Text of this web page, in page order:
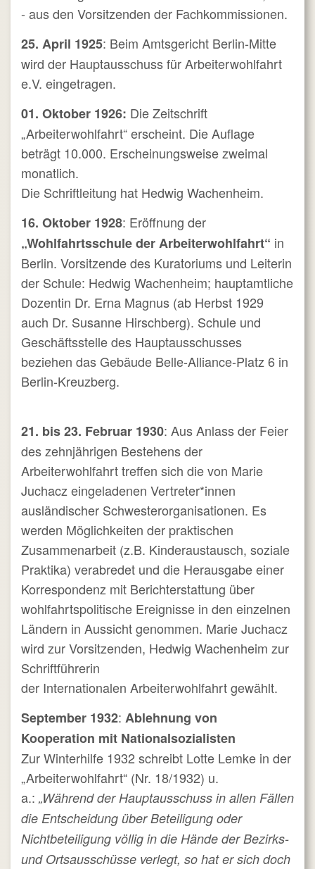
- aus den Vorsitzenden der Fachkommissionen.
25. April 1925: Beim Amtsgericht Berlin-Mitte
wird der Hauptausschuss für Arbeiterwohlfahrt
e.V. eingetragen.
01. Oktober 1926: Die Zeitschrift
„Arbeiterwohlfahrt“ erscheint. Die Auflage
beträgt 10.000. Erscheinungsweise zweimal
monatlich.
Die Schriftleitung hat Hedwig Wachenheim.
16. Oktober 1928: Eröffnung der
„Wohlfahrtsschule der Arbeiterwohlfahrt“ in
Berlin. Vorsitzende des Kuratoriums und Leiterin
der Schule: Hedwig Wachenheim; hauptamtliche
Dozentin Dr. Erna Magnus (ab Herbst 1929
auch Dr. Susanne Hirschberg). Schule und
Geschäftsstelle des Hauptausschusses
beziehen das Gebäude Belle-Alliance-Platz 6 in
Berlin-Kreuzberg.
21. bis 23. Februar 1930: Aus Anlass der Feier
des zehnjährigen Bestehens der
Arbeiterwohlfahrt treffen sich die von Marie
Juchacz eingeladenen Vertreter*innen
ausländischer Schwesterorganisationen. Es
werden Möglichkeiten der praktischen
Zusammenarbeit (z.B. Kinderaustausch, soziale
Praktika) verabredet und die Herausgabe einer
Korrespondenz mit Berichterstattung über
wohlfahrtspolitische Ereignisse in den einzelnen
Ländern in Aussicht genommen. Marie Juchacz
wird zur Vorsitzenden, Hedwig Wachenheim zur
Schriftführerin
der Internationalen Arbeiterwohlfahrt gewählt.
September 1932: Ablehnung von
Kooperation mit Nationalsozialisten
Zur Winterhilfe 1932 schreibt Lotte Lemke in der
„Arbeiterwohlfahrt“ (Nr. 18/1932) u.
a.: „Während der Hauptausschuss in allen Fällen
die Entscheidung über Beteiligung oder
Nichtbeteiligung völlig in die Hände der Bezirks-
und Ortsausschüsse verlegt, so hat er sich doch